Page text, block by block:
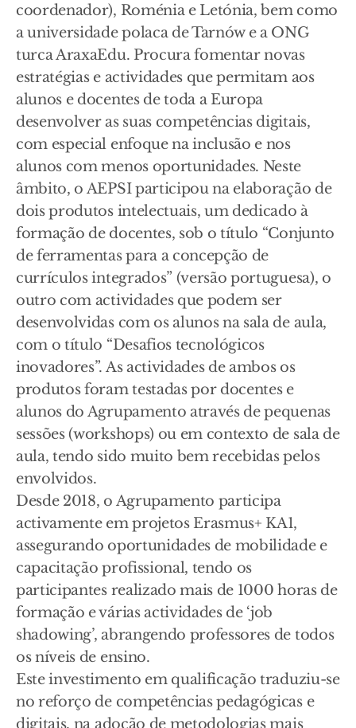
coordenador), Roménia e Letónia, bem como
a universidade polaca de Tarnów e a ONG
turca AraxaEdu. Procura fomentar novas
estratégias e actividades que permitam aos
alunos e docentes de toda a Europa
desenvolver as suas competências digitais,
com especial enfoque na inclusão e nos
alunos com menos oportunidades. Neste
âmbito, o AEPSI participou na elaboração de
dois produtos intelectuais, um dedicado à
formação de docentes, sob o título “Conjunto
de ferramentas para a concepção de
currículos integrados” (versão portuguesa), o
outro com actividades que podem ser
desenvolvidas com os alunos na sala de aula,
com o título “Desafios tecnológicos
inovadores”. As actividades de ambos os
produtos foram testadas por docentes e
alunos do Agrupamento através de pequenas
sessões (workshops) ou em contexto de sala de
aula, tendo sido muito bem recebidas pelos
envolvidos.
Desde 2018, o Agrupamento participa
activamente em projetos Erasmus+ KA1,
assegurando oportunidades de mobilidade e
capacitação profissional, tendo os
participantes realizado mais de 1000 horas de
formação e várias actividades de ‘job
shadowing’, abrangendo professores de todos
os níveis de ensino.
Este investimento em qualificação traduziu-se
no reforço de competências pedagógicas e
digitais, na adoção de metodologias mais